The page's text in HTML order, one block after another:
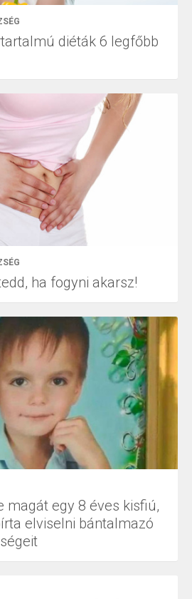
diéták 6 legfőbb
ha fogyni akarsz!
magát egy 8 éves kisfiú,
elviselni bántalmazó